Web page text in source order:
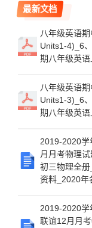
最新文档
八年级英语
Units1-4)_6
期八年级英语
八年级英语
Units1-3)_6
期八年级英语
2019-2020学
月月考物理
初三物理全
资料_2020年
2019-2020学
联谊12月月